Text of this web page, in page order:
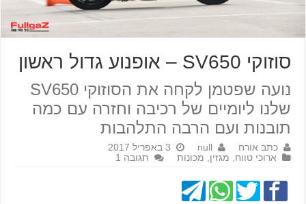
סוזוקי SV650 – אופנוע גדול ראשון
נועה שפטמן לקחה את הסוזוקי SV650
שלנו ליומיים של רכיבה וחזרה עם כמה
תובנות ועם הרבה התלהבות
כתב אורח null
3 באפריל 2017
ארוכי טווח
מגזין מכונות תגובה 1